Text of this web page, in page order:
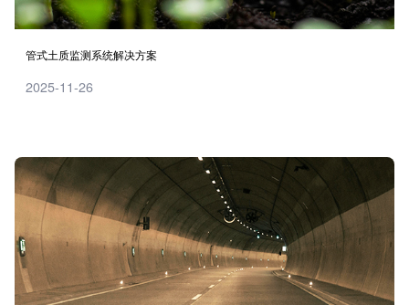
管式土质监测系统解决方案
2025-11-26